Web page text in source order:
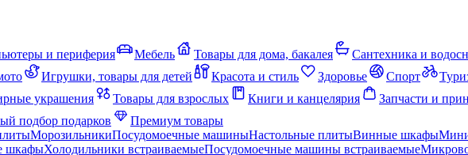
и периферия Мебель Товары для дома, бакалея Сантехника и
Игрушки, товары для детей Красота и стиль Здоровье Спорт
украшения Товары для взрослых Книги и канцелярия Запчасти и
подбор подарков
Премиум товары
МорозильникиПосудомоечные машиныНастольные плитыВинные шкафы
шкафыХолодильники встраиваемыеПосудомоечные машины встраиваемые